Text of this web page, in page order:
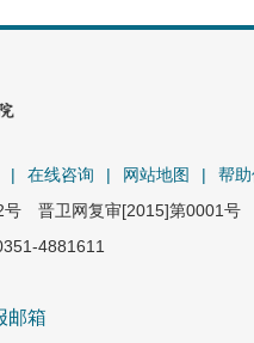
| 在线咨询 | 网站地图 | 帮
号 晋卫网复审[2015]第0001号
4881611
邮箱